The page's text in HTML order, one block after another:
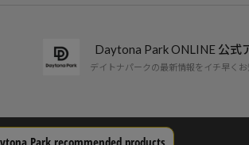
Daytona Park ONLINE 公式
デイトナパークの最新情報をイチ早くお